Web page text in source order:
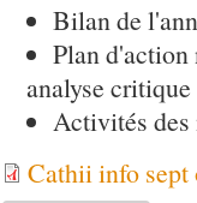
Bilan de
Plan d'action
analyse critique
Activités
Cathii info sept